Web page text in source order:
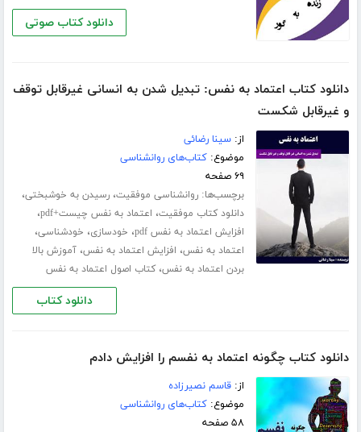
دانلود کتاب صوتی
دانلود کتاب اعتماد به نفس: تبدیل شدن به انسانی غیرقابل توقف
و غیرقابل شکست
از:سینا رضائی
موضوع:کتاب‌های روانشناسی
۶۹ صفحه
برچسب‌ها:روانشناسی موفقیت،رسیدن به خوشبختی،
دانلود کتاب موفقیت، اعتماد به نفس چیست+pdf ،
افزایش اعتماد به نفس pdf ، خودسازی، خودشناسی،
اعتماد به نفس، افزایش اعتماد به نفس،آموزش بالا
بردن اعتماد به نفس،کتاب اصول اعتماد به نفس
دانلود کتاب
دانلود کتاب چگونه اعتماد به نفسم را افزایش دادم
از:قاسم نصیرزاده
موضوع:کتاب‌های روانشناسی
۵۸ صفحه